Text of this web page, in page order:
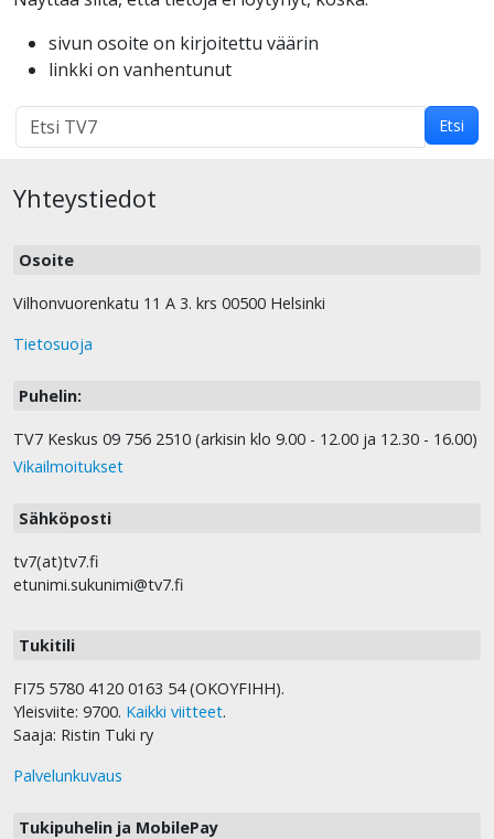
sivun osoite on kirjoitettu väärin
linkki on vanhentunut
Hakutulokset
haulle:
Etsi
Yhteystiedot
Osoite
Vilhonvuorenkatu 11 A 3. krs 00500 Helsinki
Tietosuoja
Puhelin:
TV7 Keskus 09 756 2510 (arkisin klo 9.00 - 12.00 ja 12.30 - 16.00)
Vikailmoitukset
Sähköposti
tv7(at)tv7.fi
etunimi.sukunimi@tv7.fi
Tukitili
FI75 5780 4120 0163 54 (OKOYFIHH).
Yleisviite: 9700. Kaikki viitteet.
Saaja: Ristin Tuki ry
Palvelunkuvaus
Tukipuhelin ja MobilePay